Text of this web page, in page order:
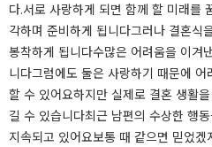
다.​​​서로 사랑하게 되면 함께 할 미래를
각하며 준비하게 됩니다그러나 결혼식
봉착하게 됩니다수많은 어려움을 이겨
니다그럼에도 둘은 사랑하기 때문에
할 수 있어요하지만 실제로 결혼 생활
길 수 있습니다최근 남편의 수상한 행
지속되고 있어요보통 때 같으면 믿었